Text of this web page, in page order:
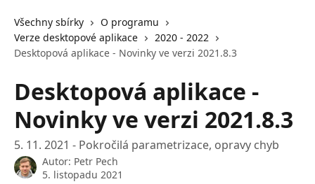
Všechny sbírky
O programu
Verze desktopové aplikace
2020 - 2022
Desktopová aplikace - Novinky ve verzi 2021.8.3
Desktopová aplikace -
Novinky ve verzi 2021.8.3
5. 11. 2021 - Pokročilá parametrizace, opravy chyb
Autor: Petr Pech
5. listopadu 2021